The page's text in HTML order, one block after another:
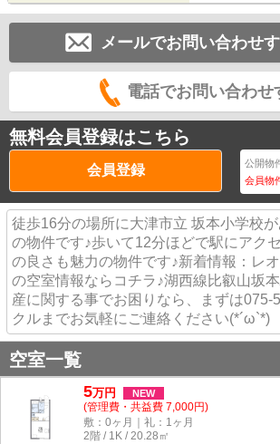
メールでお問い合わせ
電話でお問い合わせ
無料会員登録はこちら
会員登録 公開物
会員物
徒歩16分の場所に大津市立 坂本小学校
の物件です♪歩いて12分ほどで駅にアク
の良さも魅力の物件です♪新着情報：
の空室情報ならコチラ♪湖西線比叡山坂
産に関する事でお困りなら、まずは075-
クルまでお気軽にご連絡ください(*´ω`*)
空室一覧
5万円 NEW
(管理費・共益費 7,000円)
敷：0ヶ月｜礼：1ヶ月
2階 / 1K / 20.28㎡